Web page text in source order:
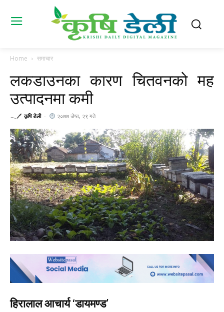
Home समाचार
लकडाउनका कारण चितवनको मह
उत्पादनमा कमी
𓂃🖊 कृषि डेली - २०७७ जेष्ठ, २९ गते
हिरालाल आचार्य ‘डायमण्ड’